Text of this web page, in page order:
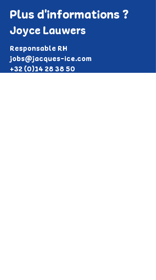
Plus d'informations ?
Joyce Lauwers
Responsable RH
jobs@jacques-ice.com
+32 (0)14 28 38 50